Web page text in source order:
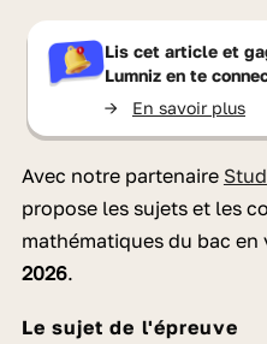
Lis cet article et
Lumniz en te
-> En savoir plus
Avec notre partenaire
propose les sujets et les
mathématiques du bac en
2026.
Le sujet de l'épreuve